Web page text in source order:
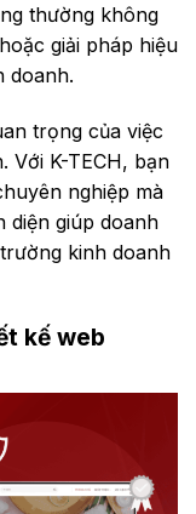
thường không
giải pháp hiệu
doanh.
trọng của việc
Với K-TECH, bạn
nghiệp mà
diện giúp doanh
kinh doanh
kế web